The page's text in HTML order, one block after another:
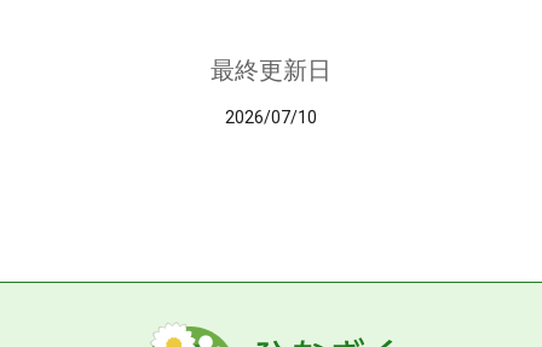
最終更新日
2026/07/10